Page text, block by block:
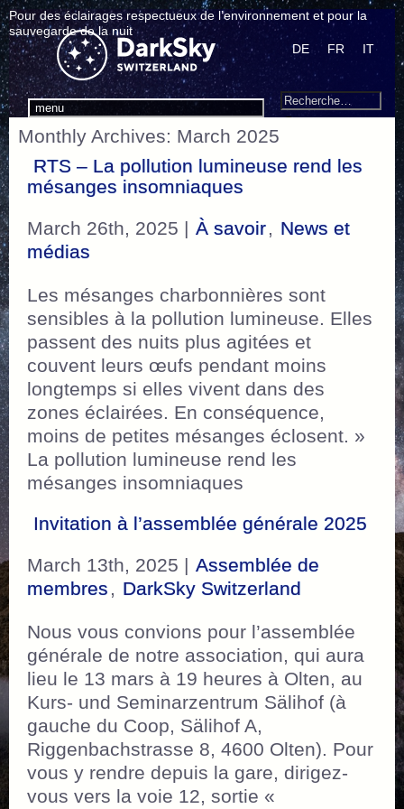
Pour des éclairages respectueux de l’environnement et pour la
sauvegarde de la nuit
menu
DE FR IT
Search
Recherche
Monthly Archives: March 2025
RTS – La pollution lumineuse rend les
mésanges insomniaques
March 26th, 2025 | À savoir, News et
médias
Les mésanges charbonnières sont
sensibles à la pollution lumineuse. Elles
passent des nuits plus agitées et
couvent leurs œufs pendant moins
longtemps si elles vivent dans des
zones éclairées. En conséquence,
moins de petites mésanges éclosent. »
La pollution lumineuse rend les
mésanges insomniaques
Invitation à l’assemblée générale 2025
March 13th, 2025 | Assemblée de
membres , DarkSky Switzerland
Nous vous convions pour l’assemblée
générale de notre association, qui aura
lieu le 13 mars à 19 heures à Olten, au
Kurs- und Seminarzentrum Sälihof (à
gauche du Coop, Sälihof A,
Riggenbachstrasse 8, 4600 Olten). Pour
vous y rendre depuis la gare, dirigez-
vous vers la voie 12, sortie «